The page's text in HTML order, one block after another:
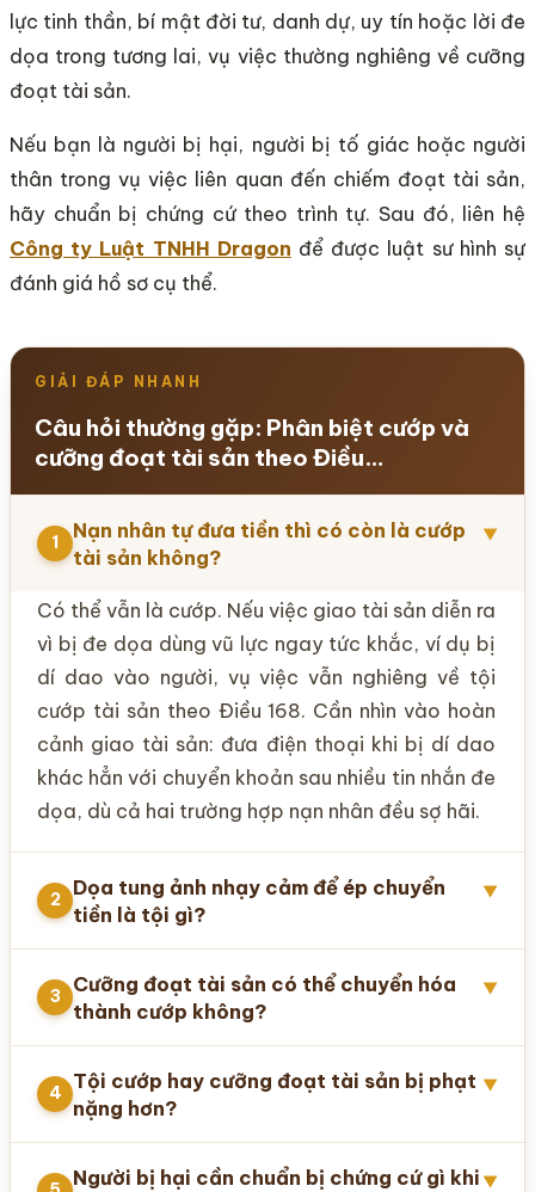
lực tinh thần, bí mật đời tư, danh dự, uy tín hoặc lời đe
dọa trong tương lai, vụ việc thường nghiêng về cưỡng
đoạt tài sản.
Nếu bạn là người bị hại, người bị tố giác hoặc người
thân trong vụ việc liên quan đến chiếm đoạt tài sản,
hãy chuẩn bị chứng cứ theo trình tự. Sau đó, liên hệ
Công ty Luật TNHH Dragon để được luật sư hình sự
đánh giá hồ sơ cụ thể.
GIẢI ĐÁP NHANH
Câu hỏi thường gặp: Phân biệt cướp và
cưỡng đoạt tài sản theo Điều…
1
Nạn nhân tự đưa tiền thì có còn là cướp
tài sản không?
▼
Có thể vẫn là cướp. Nếu việc giao tài sản diễn ra
vì bị đe dọa dùng vũ lực ngay tức khắc, ví dụ bị
dí dao vào người, vụ việc vẫn nghiêng về tội
cướp tài sản theo Điều 168. Cần nhìn vào hoàn
cảnh giao tài sản: đưa điện thoại khi bị dí dao
khác hẳn với chuyển khoản sau nhiều tin nhắn đe
dọa, dù cả hai trường hợp nạn nhân đều sợ hãi.
2
Dọa tung ảnh nhạy cảm để ép chuyển
tiền là tội gì?
▼
3
Cưỡng đoạt tài sản có thể chuyển hóa
thành cướp không?
▼
4
Tội cướp hay cưỡng đoạt tài sản bị phạt
nặng hơn?
▼
Người bị hại cần chuẩn bị chứng cứ gì khi▼